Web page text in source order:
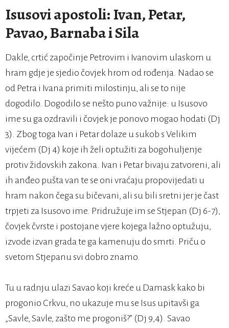
Isusovi apostoli: Ivan, Petar,
Pavao, Barnaba i Sila
Dakle, crtić započinje Petrovim i Ivanovim ulaskom u
hram gdje je sjedio čovjek hrom od rođenja. Nadao se
od Petra i Ivana primiti milostinju, ali se to nije
dogodilo. Dogodilo se nešto puno važnije: u Isusovo
ime su ga ozdravili i čovjek je ponovo mogao hodati (Dj
3). Zbog toga Ivan i Petar dolaze u sukob s Velikim
vijećem (Dj 4) koje ih želi optužiti za bogohuljenje
protiv židovskih zakona. Ivan i Petar bivaju zatvoreni, ali
ih anđeo pušta van te se oni vraćaju propovijedati u
hram nakon čega su bičevani, ali su bili sretni jer je čast
trpjeti za Isusovo ime. Pridružuje im se Stjepan (Dj 6-7),
čovjek čvrste i postojane vjere kojega lažno optužuju,
izvode izvan grada te ga kamenuju do smrti. Priču o
svetom Stjepanu svi dobro znamo.
Tu u radnju ulazi Savao koji kreće u Damask kako bi
progonio Crkvu, no ukazuje mu se Isus upitavši ga
„Savle, Savle, zašto me progoniš?” (Dj 9,4). Savao